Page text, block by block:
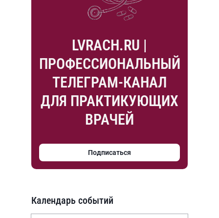
LVRACH.RU |
ПРОФЕССИОНАЛЬНЫЙ
ТЕЛЕГРАМ-КАНАЛ
ДЛЯ ПРАКТИКУЮЩИХ
ВРАЧЕЙ
Подписаться
Календарь событий